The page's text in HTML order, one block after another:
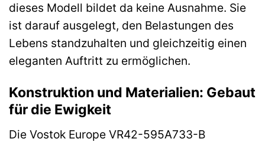
dieses Modell bildet da keine Ausnahme. Sie
ist darauf ausgelegt, den Belastungen des
Lebens standzuhalten und gleichzeitig einen
eleganten Auftritt zu ermöglichen.
Konstruktion und Materialien: Gebaut
für die Ewigkeit
Die Vostok Europe VR42-595A733-B